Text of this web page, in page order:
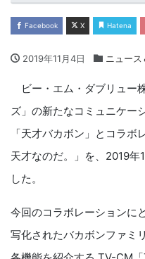
Facebook X Hatena
2019年11月4日 ニュース
ビー・エム・ダブリュー
ズ」の新たなコミュニケー
「天才バカボン」とコラ
天才なのだ。」を、2019年
した。
今回のコラボレーションに
写化されたバカボンファミ